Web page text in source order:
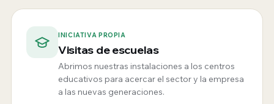
INICIATIVA PROPIA
Visitas de escuelas
Abrimos nuestras instalaciones a los centros
educativos para acercar el sector y la empresa
a las nuevas generaciones.